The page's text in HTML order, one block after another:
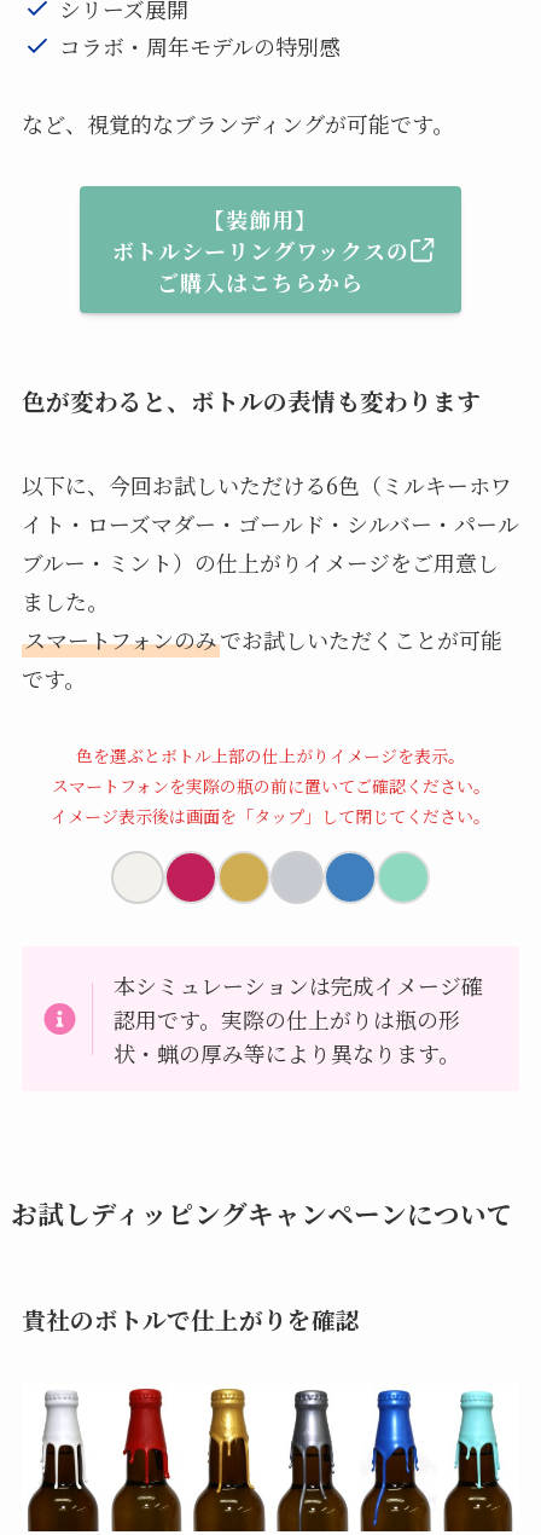
シリーズ展開
コラボ・周年モデルの特別感
など、視覚的なブランディングが可能です。
【装飾用】
ボトルシーリングワックスの
ご購入はこちらから
色が変わると、ボトルの表情も変わります
以下に、今回お試しいただける6色（ミルキーホワ
イト・ローズマダー・ゴールド・シルバー・パール
ブルー・ミント）の仕上がりイメージをご用意し
ました。
スマートフォンのみでお試しいただくことが可能
です。
色を選ぶとボトル上部の仕上がりイメージを表示。
スマートフォンを実際の瓶の前に置いてご確認ください。
イメージ表示後は画面を「タップ」して閉じてください。
本シミュレーションは完成イメージ確
認用です。実際の仕上がりは瓶の形
状・蝋の厚み等により異なります。
お試しディッピングキャンペーンについて
貴社のボトルで仕上がりを確認